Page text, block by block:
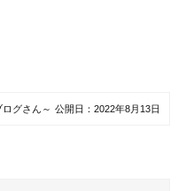
グさん～ 公開日： 2022年8月13日